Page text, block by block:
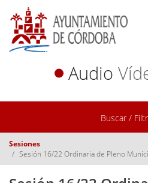
Audio
Buscar /
Sesiones
Sesión 16/22 Ordinaria de Pleno